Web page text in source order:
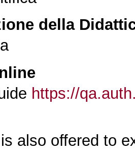
della
https://
also offered to